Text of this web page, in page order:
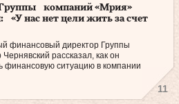
компаний «Мрия»
нас нет цели жить за счет
финансовый директор Группы
рассказал, как он
финансовую ситуацию в компании.
11